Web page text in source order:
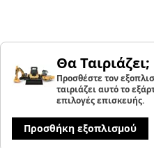
Θα Ταιριάζει;
Προσθέστε τον
ταιριάζει αυτό το
επιλογές επισκευής.
Προσθήκη εξοπλισμού